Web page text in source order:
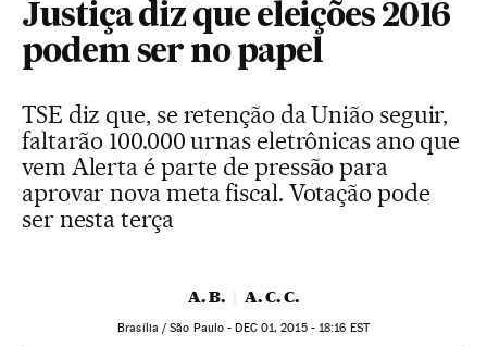
Justiça diz que eleições 2016
podem ser no papel
TSE diz que, se retenção da União seguir,
faltarão 100.000 urnas eletrônicas ano que
vem Alerta é parte de pressão para
aprovar nova meta fiscal. Votação pode
ser nesta terça
A. B. A. C. C.
Brasília / São Paulo -DEC01, 2015 - 18:16 EST